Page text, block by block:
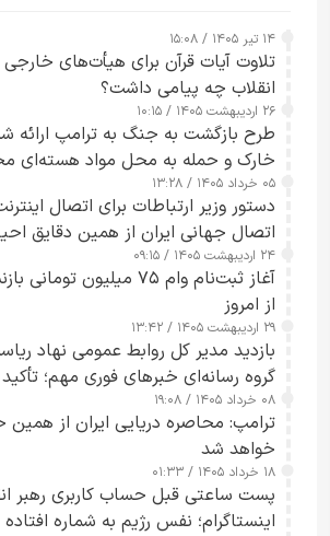
۱۴ تیر ۱۴۰۵ / ۱۵:۰۸
تلاوت آیات قرآن برای هیأت‌های
انقلاب چه پیامی داشت؟
۲۶ اردیبهشت ۱۴۰۵ / ۱۰:۱۵
طرح‌ بازگشت به جنگ به ترامپ ارائه
خارک و حمله به محل مواد هسته‌ای
۰۵ خرداد ۱۴۰۵ / ۱۳:۲۸
دستور وزیر ارتباطات برای اتصال
اتصال جهانی ایران از همین دقایق
کامل مردم تا ۲۴ ساعت آینده
۲۴ اردیبهشت ۱۴۰۵ / ۰۹:۱۵
آغاز ثبت‌نام وام ۷۵
از امروز
۲۹ اردیبهشت ۱۴۰۵ / ۱۳:۴۲
بازدید مدیر کل روابط عمومی نهاد
گروه رسانه‌ای خبرهای فوری مهم؛
رسانه‌های هوشمند و مسئول در ارتقای
۰۸ خرداد ۱۴۰۵ / ۱۹:۰۸
ترامپ: محاصره دریایی ایران از همین
خواهد شد
۱۸ خرداد ۱۴۰۵ / ۰۱:۳۳
پست ساعتی قبل حساب کاربری رهبر
اینستاگرام؛ نفس رژیم به شماره